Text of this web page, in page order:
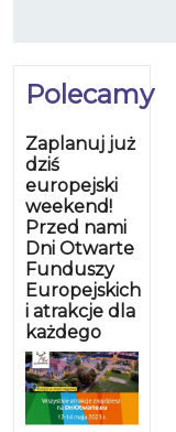
Polecamy
Zaplanuj już
dziś
europejski
weekend!
Przed nami
Dni Otwarte
Funduszy
Europejskich
i atrakcje dla
każdego